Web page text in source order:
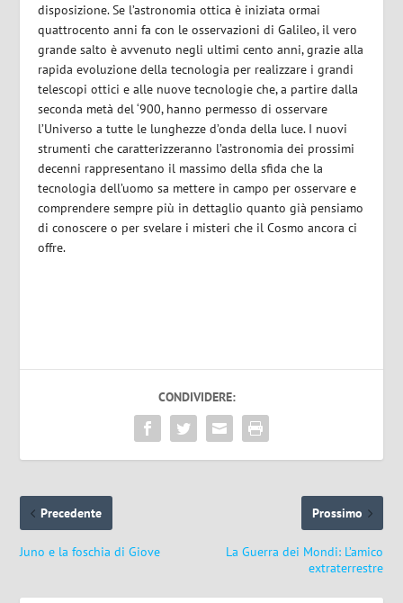
disposizione. Se l’astronomia ottica è iniziata ormai
quattrocento anni fa con le osservazioni di Galileo, il vero
grande salto è avvenuto negli ultimi cento anni, grazie alla
rapida evoluzione della tecnologia per realizzare i grandi
telescopi ottici e alle nuove tecnologie che, a partire dalla
seconda metà del ‘900, hanno permesso di osservare
l’Universo a tutte le lunghezze d’onda della luce. I nuovi
strumenti che caratterizzeranno l’astronomia dei prossimi
decenni rappresentano il massimo della sfida che la
tecnologia dell’uomo sa mettere in campo per osservare e
comprendere sempre più in dettaglio quanto già pensiamo
di conoscere o per svelare i misteri che il Cosmo ancora ci
offre.
CONDIVIDERE:
Precedente
Juno e la foschia di Giove
Prossimo
La Guerra dei Mondi: L’amico
extraterrestre